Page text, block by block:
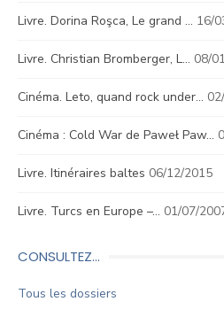
Livre. Dorina Roşca, Le grand … 16/
Livre. Christian Bromberger, L… 08/
Cinéma. Leto, quand rock under…
Cinéma : Cold War de Paweł Paw…
Livre. Itinéraires baltes 06/12/2015
Livre. Turcs en Europe –… 01/07/
CONSULTEZ…
Tous les dossiers